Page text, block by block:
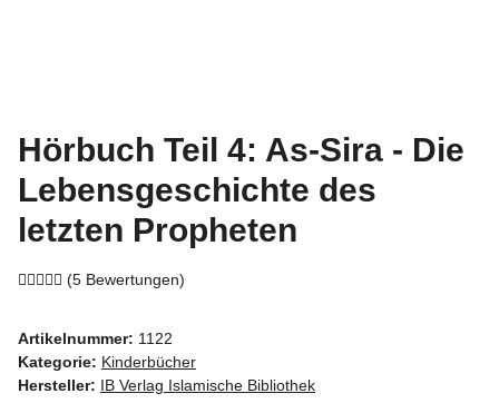
Hörbuch Teil 4: As-Sira - Die
Lebensgeschichte des
letzten Propheten
(5 Bewertungen)
Artikelnummer: 1122
Kategorie: Kinderbücher
Hersteller: IB Verlag Islamische Bibliothek